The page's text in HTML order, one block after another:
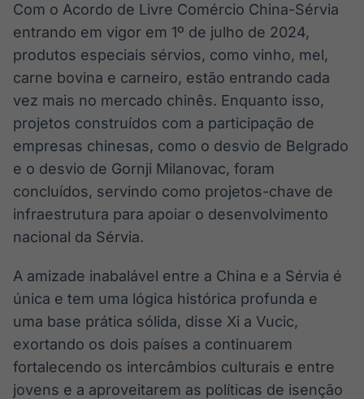
Com o Acordo de Livre Comércio China-Sérvia
entrando em vigor em 1º de julho de 2024,
produtos especiais sérvios, como vinho, mel,
carne bovina e carneiro, estão entrando cada
vez mais no mercado chinês. Enquanto isso,
projetos construídos com a participação de
empresas chinesas, como o desvio de Belgrado
e o desvio de Gornji Milanovac, foram
concluídos, servindo como projetos-chave de
infraestrutura para apoiar o desenvolvimento
nacional da Sérvia.
A amizade inabalável entre a China e a Sérvia é
única e tem uma lógica histórica profunda e
uma base prática sólida, disse Xi a Vucic,
exortando os dois países a continuarem
fortalecendo os intercâmbios culturais e entre
jovens e a aproveitarem as políticas de isenção